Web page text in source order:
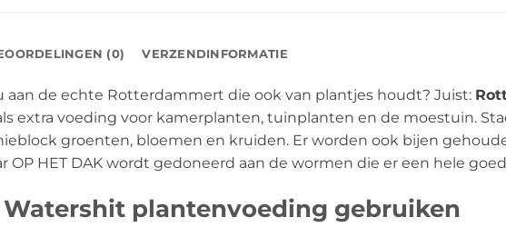
(0) VERZENDINFORMATIE
aan de echte Rotterdammert die ook van plantjes houdt? Juist:
extra voeding voor kamerplanten, tuinplanten en de moestuin.
groenten, bloemen en kruiden. Er worden ook bijen
OP HET DAK wordt gedoneerd aan de wormen die er een hele
plantenvoeding gebruiken